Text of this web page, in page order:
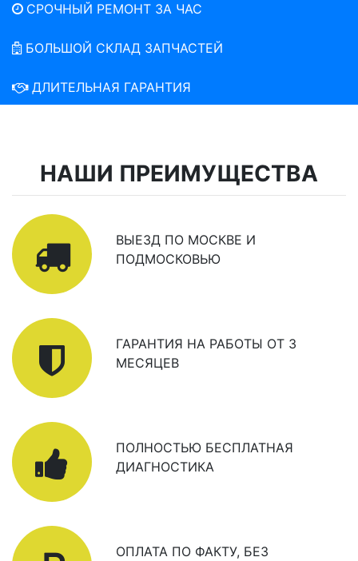
СРОЧНЫЙ РЕМОНТ ЗА ЧАС
БОЛЬШОЙ СКЛАД ЗАПЧАСТЕЙ
ДЛИТЕЛЬНАЯ ГАРАНТИЯ
НАШИ ПРЕИМУЩЕСТВА
ВЫЕЗД ПО МОСКВЕ И
ПОДМОСКОВЬЮ
ГАРАНТИЯ НА РАБОТЫ ОТ 3
МЕСЯЦЕВ
ПОЛНОСТЬЮ БЕСПЛАТНАЯ
ДИАГНОСТИКА
ОПЛАТА ПО ФАКТУ, БЕЗ